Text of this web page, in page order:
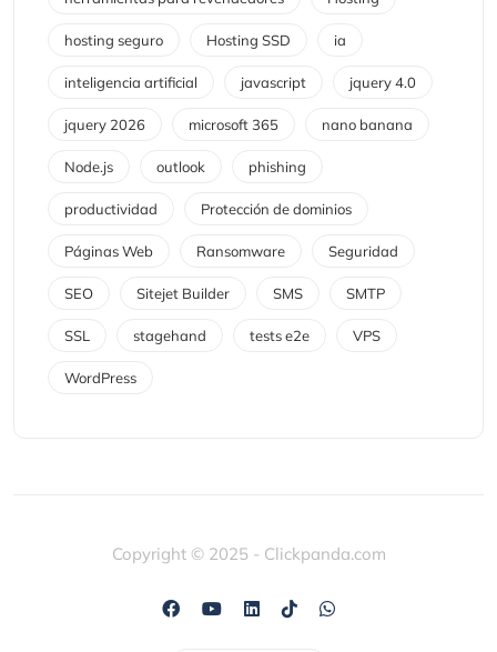
hosting seguro Hosting SSD ia
inteligencia artificial javascript jquery 4.0
jquery 2026 microsoft 365 nano banana
Node.js outlook phishing
productividad Protección de dominios
Páginas Web Ransomware Seguridad
SEO Sitejet Builder SMS SMTP
SSL stagehand tests e2e VPS
WordPress
Copyright © 2025 - Clickpanda.com